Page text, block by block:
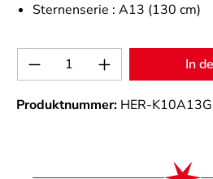
Sternenserie : A13 (130 cm)
Produkt Anzahl: GibIn
Produktnummer: HER-